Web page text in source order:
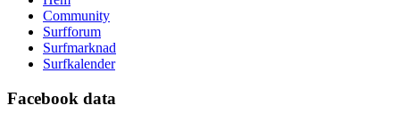
Community
Surfforum
Surfmarknad
Surfkalender
Facebook data